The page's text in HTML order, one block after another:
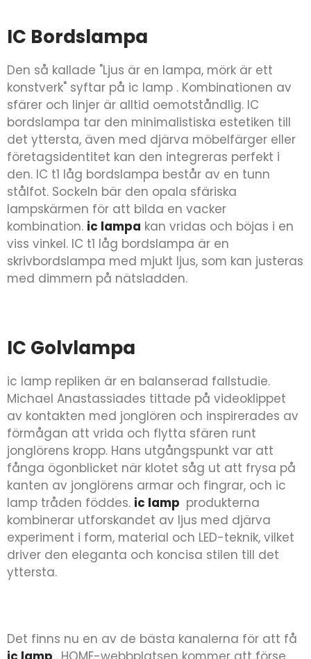
IC Bordslampa
Den så kallade "Ljus är en lampa, mörk är ett
konstverk" syftar på ic lamp . Kombinationen av
sfärer och linjer är alltid oemotståndlig. IC
bordslampa tar den minimalistiska estetiken till
det yttersta, även med djärva möbelfärger eller
företagsidentitet kan den integreras perfekt i
den. IC t1 låg bordslampa består av en tunn
stålfot. Sockeln bär den opala sfäriska
lampskärmen för att bilda en vacker
kombination. ic lampa kan vridas och böjas i en
viss vinkel. IC t1 låg bordslampa är en
skrivbordslampa med mjukt ljus, som kan justeras
med dimmern på nätsladden.
IC Golvlampa
ic lamp repliken är en balanserad fallstudie.
Michael Anastassiades tittade på videoklippet
av kontakten med jonglören och inspirerades av
förmågan att vrida och flytta sfären runt
jonglörens kropp. Hans utgångspunkt var att
fånga ögonblicket när klotet såg ut att frysa på
kanten av jonglörens armar och fingrar, och ic
lamp tråden föddes. ic lamp produkterna
kombinerar utforskandet av ljus med djärva
experiment i form, material och LED-teknik, vilket
driver den eleganta och koncisa stilen till det
yttersta.
Det finns nu en av de bästa kanalerna för att få